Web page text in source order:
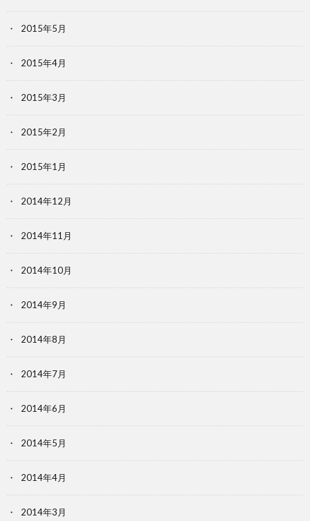
2015年5月
2015年4月
2015年3月
2015年2月
2015年1月
2014年12月
2014年11月
2014年10月
2014年9月
2014年8月
2014年7月
2014年6月
2014年5月
2014年4月
2014年3月